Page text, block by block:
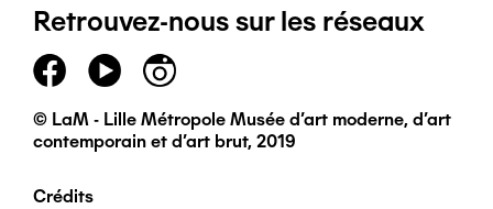
page
principal
Retrouvez-nous sur les réseaux
© LaM - Lille Métropole Musée d'art moderne, d'art
contemporain et d'art brut, 2019
Crédits